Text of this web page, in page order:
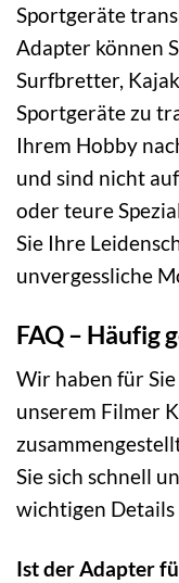
Sportgeräte
Adapter können
Surfbretter,
Sportgeräte zu
Ihrem Hobby
und sind nicht
oder teure
Sie Ihre
unvergessliche
FAQ – Häufig
Wir haben für
unserem Filmer
Sie sich schnell
wichtigen
Ist der Adapter